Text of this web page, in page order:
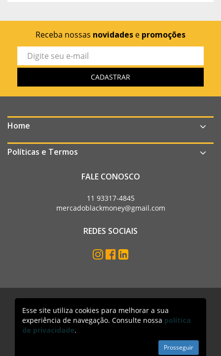
Receba nossas novidades e promoções
Home
Políticas e Termos
FALE CONOSCO
11 93317-4845
mercadoblackmoney@gmail.com
REDES SOCIAIS
Mercado Black Money. Todos os direitos reservados
Acesso lojista
Esse site utiliza cookies para melhorar a sua
experiência de navegação. Consulte nossa política
de privacidade.
Prosseguir